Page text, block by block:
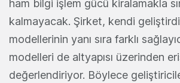
ham bilgi işlem gücü kiralamakla
kalmayacak. Şirket, kendi
modellerinin yanı sıra farklı
modelleri de altyapısı üzerinden
değerlendiriyor. Böylece